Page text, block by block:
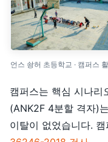
언스 솽허 초등학교 · 캠퍼스
캠퍼스는 핵심 시나
(ANK2F 4분할 격자)
이탈이 없었습니다.